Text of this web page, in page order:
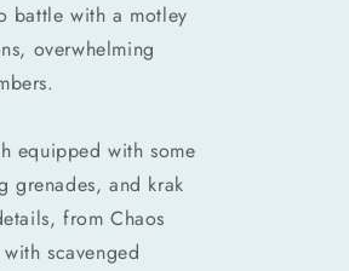
battle with a motley
overwhelming
equipped with some
grenades, and krak
from Chaos
scavenged